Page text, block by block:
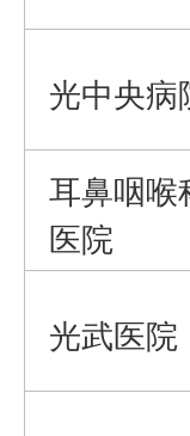
光中央病
耳鼻咽喉
医院
光武医院